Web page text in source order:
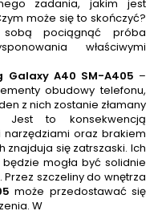
zadania, jakim jest
może się to skończyć?
pociągnąć próba
właściwymi
Galaxy A40 SM-A405 –
obudowy telefonu,
z nich zostanie złamany
Jest to konsekwencją
narzędziami oraz brakiem
znajduja się zatrszaski. Ich
mogła być solidnie
szczeliny do wnętrza
może przedostawać się
W